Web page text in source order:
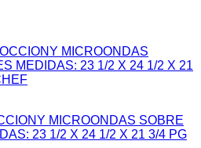
MICROONDAS SOBRE
23 1/2 X 24 1/2 X 21 3/4 PG